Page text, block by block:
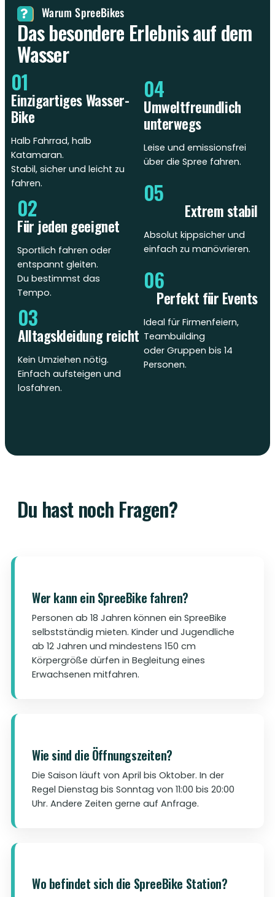
Warum SpreeBikes
Das besondere Erlebnis auf dem
Wasser
01
Einzigartiges Wasser-
Bike
Halb Fahrrad, halb
Katamaran.
Stabil, sicher und leicht zu
fahren.
02
Für jeden geeignet
Sportlich fahren oder
entspannt gleiten.
Du bestimmst das
Tempo.
03
Alltagskleidung reicht
Kein Umziehen nötig.
Einfach aufsteigen und
losfahren.
04
Umweltfreundlich
unterwegs
Leise und emissionsfrei
über die Spree fahren.
05
Extrem stabil
Absolut kippsicher und
einfach zu manövrieren.
06
Perfekt für Events
Ideal für Firmenfeiern,
Teambuilding
oder Gruppen bis 14
Personen.
Du hast noch Fragen?
Wer kann ein SpreeBike fahren?
Personen ab 18 Jahren können ein SpreeBike
selbstständig mieten. Kinder und Jugendliche
ab 12 Jahren und mindestens 150 cm
Körpergröße dürfen in Begleitung eines
Erwachsenen mitfahren.
Wie sind die Öffnungszeiten?
Die Saison läuft von April bis Oktober. In der
Regel Dienstag bis Sonntag von 11:00 bis 20:00
Uhr. Andere Zeiten gerne auf Anfrage.
Wo befindet sich die SpreeBike Station?